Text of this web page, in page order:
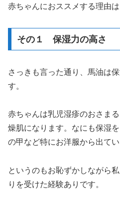
赤ちゃんにおススメする理由は
その１ 保湿力の高さ
さっきも言った通り、馬油は
す。
赤ちゃんは乳児湿疹のおさま
燥肌になります。なにも保湿
の甲など特にお洋服から出て
というのもお恥ずかしながら
りを受けた経験ありです。